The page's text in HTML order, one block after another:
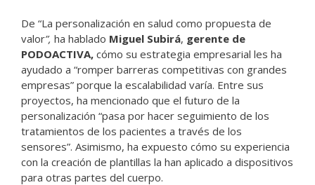
De “La personalización en salud como propuesta de
valor”, ha hablado Miguel Subirá, gerente de
PODOACTIVA, cómo su estrategia empresarial les ha
ayudado a “romper barreras competitivas con grandes
empresas” porque la escalabilidad varía. Entre sus
proyectos, ha mencionado que el futuro de la
personalización “pasa por hacer seguimiento de los
tratamientos de los pacientes a través de los
sensores”. Asimismo, ha expuesto cómo su experiencia
con la creación de plantillas la han aplicado a dispositivos
para otras partes del cuerpo.